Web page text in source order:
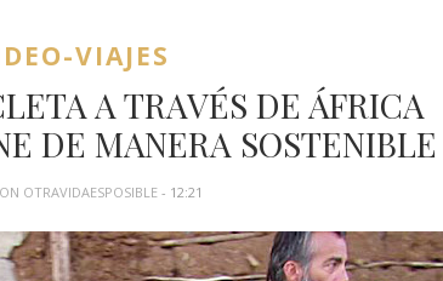
VIAJES
A TRAVÉS DE ÁFRICA
DE MANERA SOSTENIBLE
OTRAVIDAESPOSIBLE - 12:21